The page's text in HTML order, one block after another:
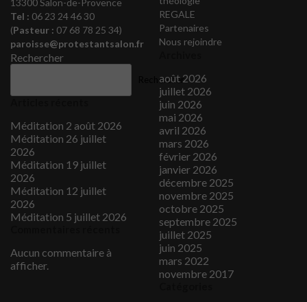
Tel : 06 23 24 46 30
(Pasteur : 07 68 78 25 34)
paroisse@protestantsalon.fr
Rechercher
Rechercher
Méditation 2 août 2026
Méditation 26 juillet
2026
Méditation 19 juillet
2026
Méditation 12 juillet
2026
Méditation 5 juillet 2026
Aucun commentaire à
afficher.
REGALE
Partenaires
Nous rejoindre
août 2026
juillet 2026
juin 2026
mai 2026
avril 2026
mars 2026
février 2026
janvier 2026
décembre 2025
novembre 2025
octobre 2025
septembre 2025
juillet 2025
juin 2025
mars 2022
novembre 2017